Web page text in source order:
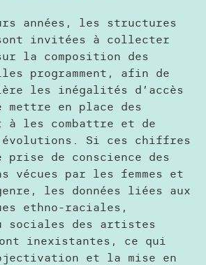
années, les structures
invitées à collecter
la composition des
programment, afin de
les inégalités d’accès
mettre en place des
à les combattre et de
Si ces chiffres
prise de conscience des
vécues par les femmes et
les données liées aux
ethno-raciales,
sociales des artistes
sont inexistantes, ce qui
et la mise en